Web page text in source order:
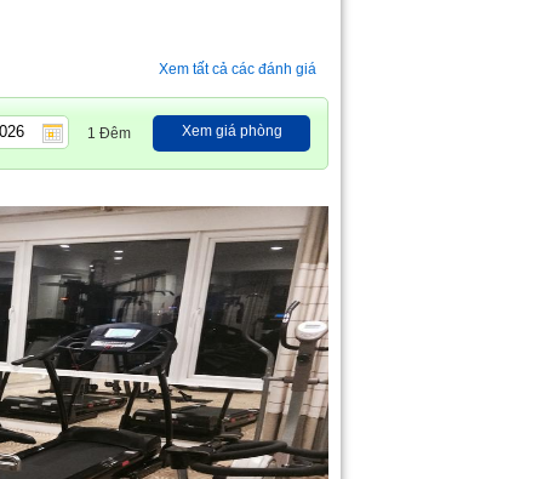
Xem tất cả các đánh giá
1 Đêm Xem giá phòng